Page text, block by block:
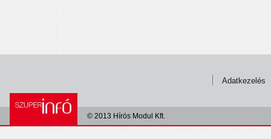
Adatkezelés
© 2013 Hírös Modul Kft.